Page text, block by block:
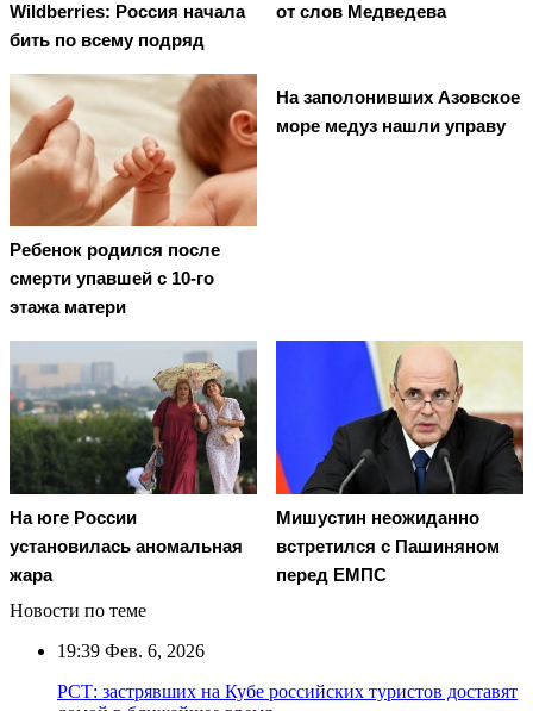
Wildberries: Россия начала
бить по всему подряд
от слов Медведева
Ребенок родился после
смерти упавшей с 10-го
этажа матери
На заполонивших Азовское
море медуз нашли управу
На юге России
установилась аномальная
жара
Мишустин неожиданно
встретился с Пашиняном
перед ЕМПС
Новости по теме
19:39 Фев. 6, 2026
РСТ: застрявших на Кубе российских туристов доставят